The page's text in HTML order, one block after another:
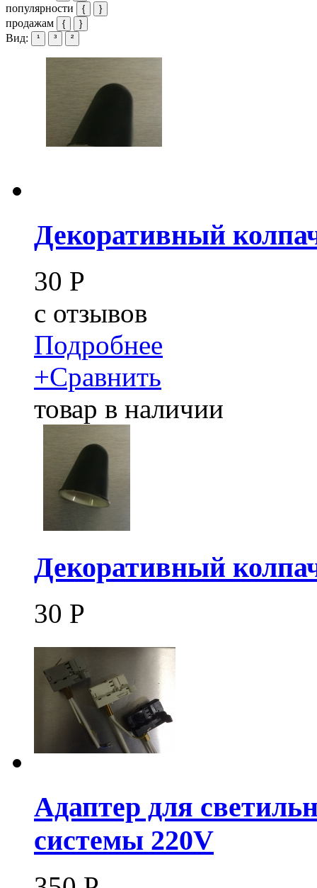
популярности { }
продажам { }
Вид: ¹ ³ ²
Декоративный
30 Р
c отзывов
Подробнее
+Сравнить
товар в наличии
Декоративный
30 Р
Адаптер для
системы 220V